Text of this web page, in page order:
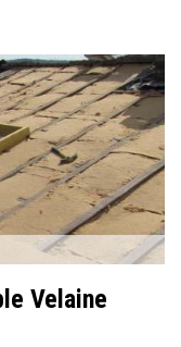
Velaine